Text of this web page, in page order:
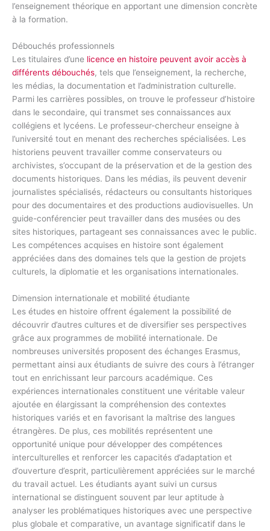
l’enseignement théorique en apportant une dimension concrète
à la formation.
Débouchés professionnels
Les titulaires d’une licence en histoire peuvent avoir accès à
différents débouchés, tels que l’enseignement, la recherche,
les médias, la documentation et l’administration culturelle.
Parmi les carrières possibles, on trouve le professeur d’histoire
dans le secondaire, qui transmet ses connaissances aux
collégiens et lycéens. Le professeur-chercheur enseigne à
l’université tout en menant des recherches spécialisées. Les
historiens peuvent travailler comme conservateurs ou
archivistes, s’occupant de la préservation et de la gestion des
documents historiques. Dans les médias, ils peuvent devenir
journalistes spécialisés, rédacteurs ou consultants historiques
pour des documentaires et des productions audiovisuelles. Un
guide-conférencier peut travailler dans des musées ou des
sites historiques, partageant ses connaissances avec le public.
Les compétences acquises en histoire sont également
appréciées dans des domaines tels que la gestion de projets
culturels, la diplomatie et les organisations internationales.
Dimension internationale et mobilité étudiante
Les études en histoire offrent également la possibilité de
découvrir d’autres cultures et de diversifier ses perspectives
grâce aux programmes de mobilité internationale. De
nombreuses universités proposent des échanges Erasmus,
permettant ainsi aux étudiants de suivre des cours à l’étranger
tout en enrichissant leur parcours académique. Ces
expériences internationales constituent une véritable valeur
ajoutée en élargissant la compréhension des contextes
historiques variés et en favorisant la maîtrise des langues
étrangères. De plus, ces mobilités représentent une
opportunité unique pour développer des compétences
interculturelles et renforcer les capacités d’adaptation et
d’ouverture d’esprit, particulièrement appréciées sur le marché
du travail actuel. Les étudiants ayant suivi un cursus
international se distinguent souvent par leur aptitude à
analyser les problématiques historiques avec une perspective
plus globale et comparative, un avantage significatif dans le